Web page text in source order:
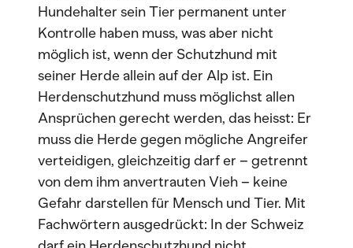
Hundehalter sein Tier permanent unter
Kontrolle haben muss, was aber nicht
möglich ist, wenn der Schutzhund mit
seiner Herde allein auf der Alp ist. Ein
Herdenschutzhund muss möglichst allen
Ansprüchen gerecht werden, das heisst: Er
muss die Herde gegen mögliche Angreifer
verteidigen, gleichzeitig darf er – getrennt
von dem ihm anvertrauten Vieh – keine
Gefahr darstellen für Mensch und Tier. Mit
Fachwörtern ausgedrückt: In der Schweiz